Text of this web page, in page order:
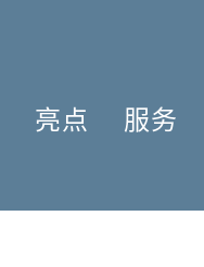
亮点 服务
发现于2024